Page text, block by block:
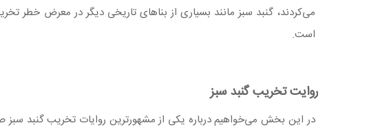
می‌کردند، گنبد سبز مانند بسیاری از بناهای تاریخی دیگر در معرض خطر
است.
روایت تخریب گنبد سبز
در این بخش می‌خواهیم درباره یکی از مشهورترین روایات تخریب گنبد